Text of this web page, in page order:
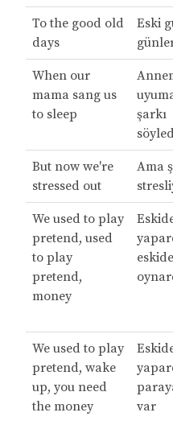
To the good old
days
Eski
When our
mama sang us
to sleep
şarkı
But now we're
stressed out
Ama
We used to play
pretend, used
to play
pretend,
money
We used to play
pretend, wake
up, you need
the money
var